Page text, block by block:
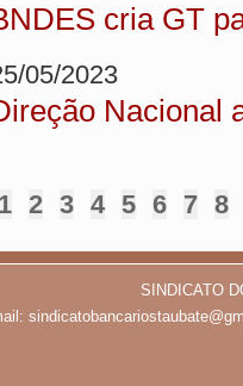
cria GT
05/2023
Nacional
1 2 3 4 5 6 7 8
SINDICATO